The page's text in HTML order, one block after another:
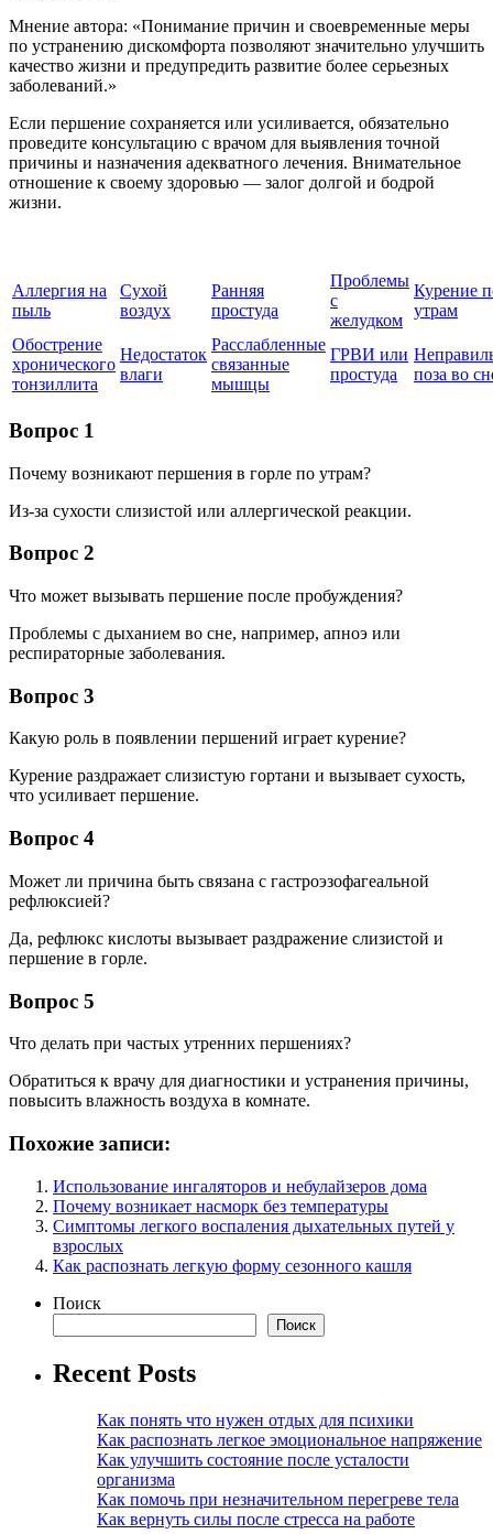
Мнение автора: «Понимание причин и своевременные меры
по устранению дискомфорта позволяют значительно улучшить
качество жизни и предупредить развитие более серьезных
заболеваний.»
Если першение сохраняется или усиливается, обязательно
проведите консультацию с врачом для выявления точной
причины и назначения адекватного лечения. Внимательное
отношение к своему здоровью — залог долгой и бодрой
жизни.
Аллергия на
пыль
Сухой
воздух
Ранняя
простуда
Проблемы
с
желудком
Курение
утрам
Обострение
хронического
тонзиллита
Недостаток
влаги
Расслабленные
связанные
мышцы
ГРВИ или
простуда
поза во
Вопрос 1
Почему возникают першения в горле по утрам?
Из-за сухости слизистой или аллергической реакции.
Вопрос 2
Что может вызывать першение после пробуждения?
Проблемы с дыханием во сне, например, апноэ или
респираторные заболевания.
Вопрос 3
Какую роль в появлении першений играет курение?
Курение раздражает слизистую гортани и вызывает сухость,
что усиливает першение.
Вопрос 4
Может ли причина быть связана с гастроэзофагеальной
рефлюксией?
Да, рефлюкс кислоты вызывает раздражение слизистой и
першение в горле.
Вопрос 5
Что делать при частых утренних першениях?
Обратиться к врачу для диагностики и устранения причины,
повысить влажность воздуха в комнате.
Похожие записи:
Использование ингаляторов и небулайзеров дома
Почему возникает насморк без температуры
Симптомы легкого воспаления дыхательных путей у
взрослых
Как распознать легкую форму сезонного кашля
Поиск
Поиск
Recent Posts
Как понять что нужен отдых для психики
Как распознать легкое эмоциональное напряжение
Как улучшить состояние после усталости
организма
Как помочь при незначительном перегреве тела
Как вернуть силы после стресса на работе